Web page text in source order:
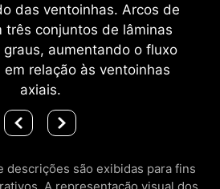
das ventoinhas. Arcos de
três conjuntos de lâminas
aumentando o fluxo
em relação às ventoinhas
axiais.
descrições são exibidas para fins